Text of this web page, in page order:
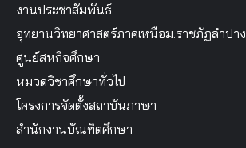
งานประชาสัมพันธ์
อุทยานวิทยาศาสตร์ภาคเหนือม.ราชภัฏลำปาง
ศูนย์สหกิจศึกษา
หมวดวิชาศึกษาทั่วไป
โครงการจัดตั้งสถาบันภาษา
สำนักงานบัณฑิตศึกษา